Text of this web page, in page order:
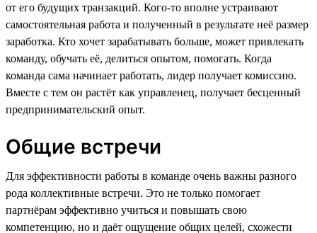
от его будущих транзакций. Кого-то вполне устраивают
самостоятельная работа и полученный в результате неё размер
заработка. Кто хочет зарабатывать больше, может привлекать
команду, обучать её, делиться опытом, помогать. Когда
команда сама начинает работать, лидер получает комиссию.
Вместе с тем он растёт как управленец, получает бесценный
предпринимательский опыт.
Общие встречи
Для эффективности работы в команде очень важны разного
рода коллективные встречи. Это не только помогает
партнёрам эффективно учиться и повышать свою
компетенцию, но и даёт ощущение общих целей, схожести